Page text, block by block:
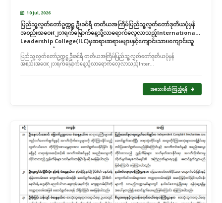
10 Jul, 2026
ပြည်သူ့လွှတ်တော်ဥက္ကဋ္ဌ ဦးခင်ရီ တတိယအကြိမ်ပြည်သူ့လွှတ်တော်ဒုတိယပုံမှန်
အစည်းအဝေး(၂၁)ရက်မြောက်နေ့သို့လာရောက်လေ့လာသည့်International
Leadership College(ILC)မှဆရာ၊ဆရာမများနှင့်ကျောင်းသား၊ကျောင်းသူ
များအားတွေ့ဆုံ
ပြည်သူ့လွှတ်တော်ဥက္ကဋ္ဌ ဦးခင်ရီ တတိယအကြိမ်ပြည်သူ့လွှတ်တော်ဒုတိယပုံမှန်
အစည်းအဝေး(၂၁)ရက်မြောက်နေ့သို့လာရောက်လေ့လာသည့်Inter...
အသေးစိတ်ကြည့်ရန်